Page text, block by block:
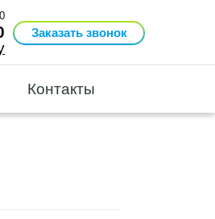
Заказать звонок
Контакты